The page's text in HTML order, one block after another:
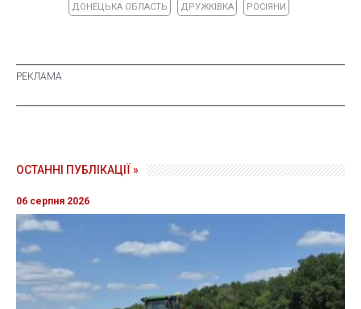
ДОНЕЦЬКА ОБЛАСТЬ ДРУЖКІВКА РОСІЯНИ
ОСТАННІ ПУБЛІКАЦІЇ »
06 серпня 2026